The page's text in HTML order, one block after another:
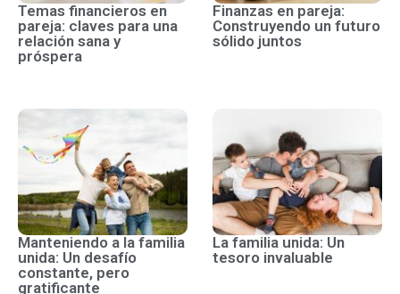
Temas financieros en
pareja: claves para una
relación sana y
próspera
Finanzas en pareja:
Construyendo un futuro
sólido juntos
Manteniendo a la familia
unida: Un desafío
constante, pero
gratificante
La familia unida: Un
tesoro invaluable